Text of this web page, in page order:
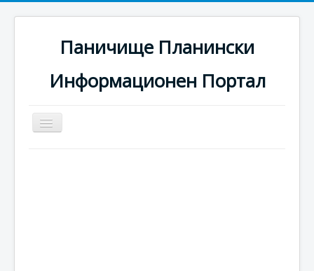
Паничище Планински
Информационен Портал
Превключи
навигация